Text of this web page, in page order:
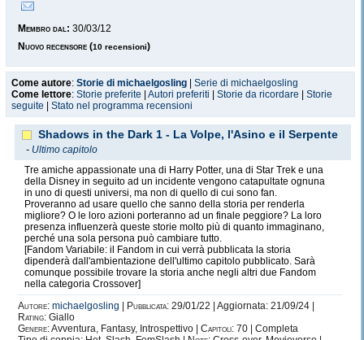
Membro dal: 30/03/12
Nuovo recensore (10 recensioni)
Come autore: Storie di michaelgosling
Serie di michaelgosling
Come lettore: Storie preferite Autori preferiti Storie da ricordare
Storie
seguite
Stato nel programma recensioni
Shadows in the Dark 1 - La Volpe, l'Asino e il Serpente
- Ultimo capitolo
Tre amiche appassionate una di Harry Potter, una di Star Trek e una
della Disney in seguito ad un incidente vengono catapultate ognuna
in uno di questi universi, ma non di quello di cui sono fan.
Proveranno ad usare quello che sanno della storia per renderla
migliore? O le loro azioni porteranno ad un finale peggiore? La loro
presenza influenzerà queste storie molto più di quanto immaginano,
perché una sola persona può cambiare tutto.
[Fandom Variabile: il Fandom in cui verrà pubblicata la storia
dipenderà dall'ambientazione dell'ultimo capitolo pubblicato. Sarà
comunque possibile trovare la storia anche negli altri due Fandom
nella categoria Crossover]
Autore: michaelgosling Pubblicata: 29/01/22 | Aggiornata: 21/09/24 |
Rating: Giallo
Genere:Avventura, Fantasy, Introspettivo | Capitoli: 70 | Completa